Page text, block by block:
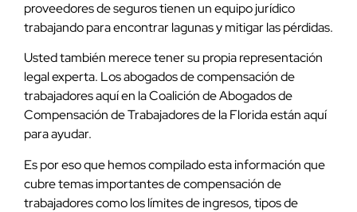
proveedores de seguros tienen un equipo jurídico
trabajando para encontrar lagunas y mitigar las pérdidas.
Usted también merece tener su propia representación
legal experta. Los abogados de compensación de
trabajadores aquí en la Coalición de Abogados de
Compensación de Trabajadores de la Florida están aquí
para ayudar.
Es por eso que hemos compilado esta información que
cubre temas importantes de compensación de
trabajadores como los límites de ingresos, tipos de